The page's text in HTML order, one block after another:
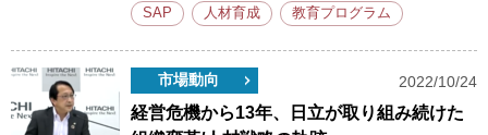
SAP 人材育成 教育プログラム
市場動向 2022/10/24
経営危機から13年、日立が取り組み続けた